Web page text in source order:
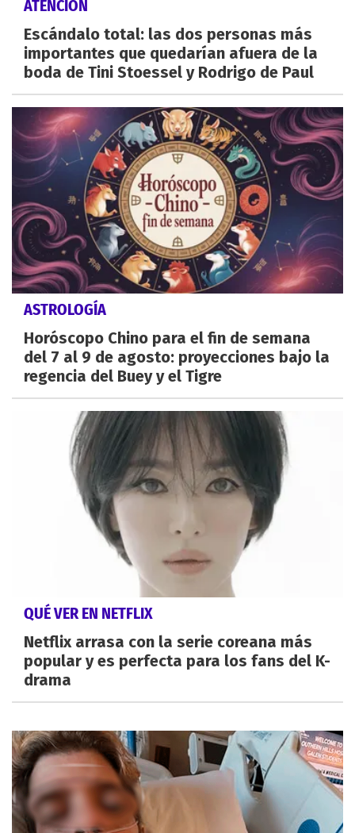
ATENCIÓN
Escándalo total: las dos personas más
importantes que quedarían afuera de la
boda de Tini Stoessel y Rodrigo de Paul
ASTROLOGÍA
Horóscopo Chino para el fin de semana
del 7 al 9 de agosto: proyecciones bajo la
regencia del Buey y el Tigre
QUÉ VER EN NETFLIX
Netflix arrasa con la serie coreana más
popular y es perfecta para los fans del K-
drama